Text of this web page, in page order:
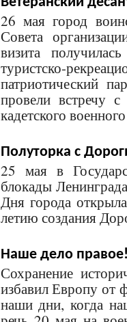
26 мая город
Совета
визита
туристско-
патриотический
провели встречу
кадетского
Полуторка с
25 мая в
блокады
Дня города
летию создания
Наше дело
Сохранение
избавил Европу от
наши дни, когда